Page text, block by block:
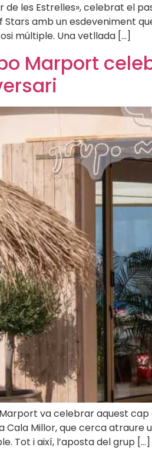
de les Estrelles», celebrat el
Stars amb un esdeveniment
múltiple. Una vetllada […]
Marport
va celebrar aquest
Cala Millor, que cerca
Tot i així, l’aposta del grup […]